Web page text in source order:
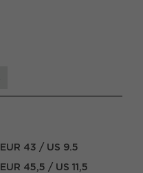
EUR 43 / US 9.5
EUR 45,5 / US 11,5